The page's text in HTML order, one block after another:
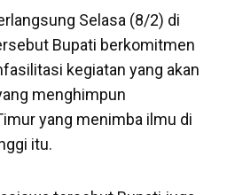
Selasa (8/2) di
Bupati berkomitmen
kegiatan yang akan
menghimpun
yang menimba ilmu di
itu.